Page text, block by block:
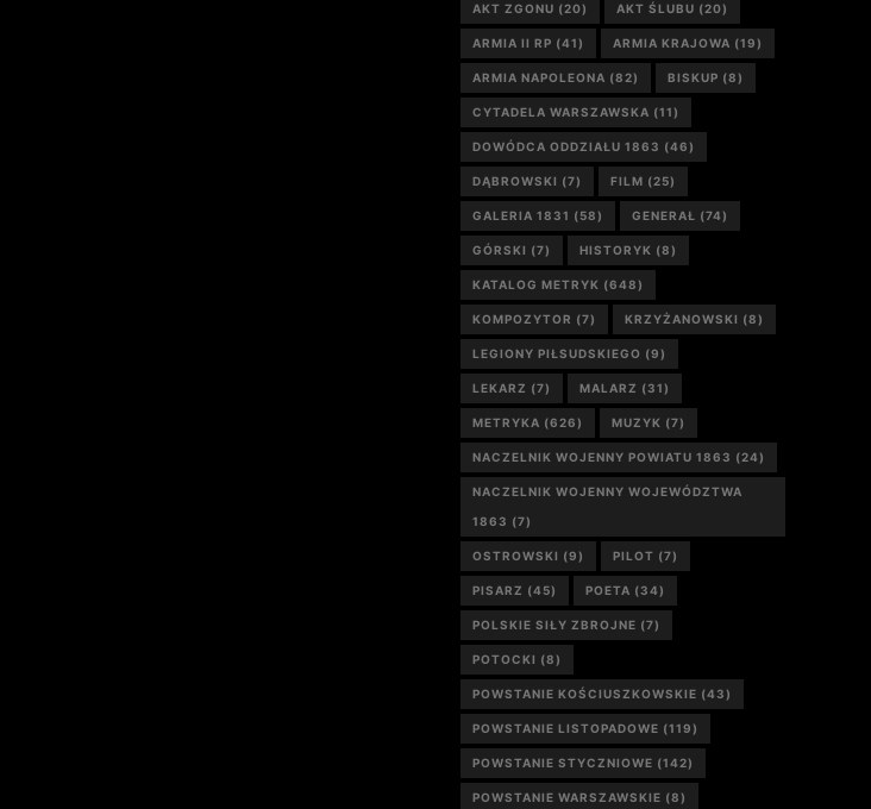
AKT ZGONU (20) AKT ŚLUBU (20)
ARMIA II RP (41) ARMIA KRAJOWA (19)
ARMIA NAPOLEONA (82) BISKUP (8)
CYTADELA WARSZAWSKA (11)
DOWÓDCA ODDZIAŁU 1863 (46)
DĄBROWSKI (7) FILM (25)
GALERIA 1831 (58) GENERAŁ (74)
GÓRSKI (7) HISTORYK (8)
KATALOG METRYK (648)
KOMPOZYTOR (7) KRZYŻANOWSKI (8)
LEGIONY PIŁSUDSKIEGO (9)
LEKARZ (7) MALARZ (31)
METRYKA (626) MUZYK (7)
NACZELNIK WOJENNY POWIATU 1863 (24)
NACZELNIK WOJENNY WOJEWÓDZTWA
1863 (7)
OSTROWSKI (9) PILOT (7)
PISARZ (45) POETA (34)
POLSKIE SIŁY ZBROJNE (7)
POTOCKI (8)
POWSTANIE KOŚCIUSZKOWSKIE (43)
POWSTANIE LISTOPADOWE (119)
POWSTANIE STYCZNIOWE (142)
POWSTANIE WARSZAWSKIE (8)